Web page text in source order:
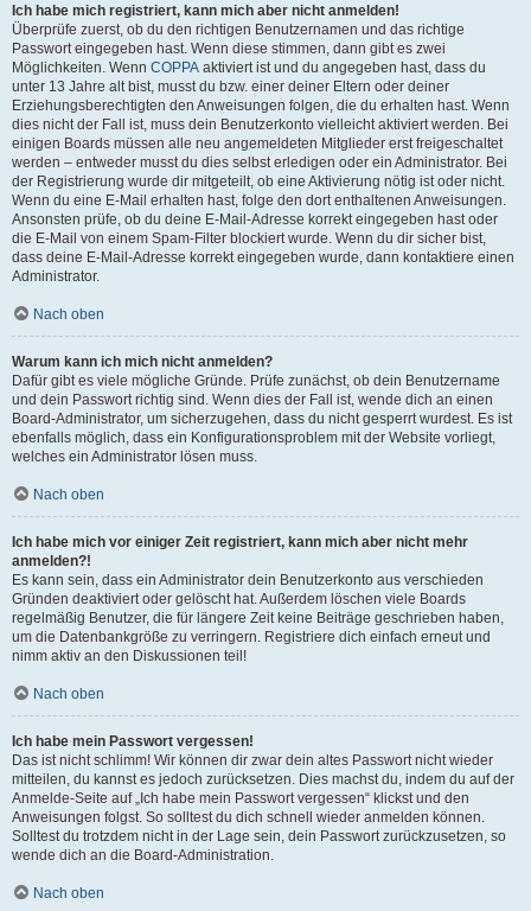
Ich habe mich registriert, kann mich aber nicht anmelden!
Überprüfe zuerst, ob du den richtigen Benutzernamen und das richtige
Passwort eingegeben hast. Wenn diese stimmen, dann gibt es zwei
Möglichkeiten. Wenn COPPA aktiviert ist und du angegeben hast, dass du
unter 13 Jahre alt bist, musst du bzw. einer deiner Eltern oder deiner
Erziehungsberechtigten den Anweisungen folgen, die du erhalten hast. Wenn
dies nicht der Fall ist, muss dein Benutzerkonto vielleicht aktiviert werden. Bei
einigen Boards müssen alle neu angemeldeten Mitglieder erst freigeschaltet
werden – entweder musst du dies selbst erledigen oder ein Administrator. Bei
der Registrierung wurde dir mitgeteilt, ob eine Aktivierung nötig ist oder nicht.
Wenn du eine E-Mail erhalten hast, folge den dort enthaltenen Anweisungen.
Ansonsten prüfe, ob du deine E-Mail-Adresse korrekt eingegeben hast oder
die E-Mail von einem Spam-Filter blockiert wurde. Wenn du dir sicher bist,
dass deine E-Mail-Adresse korrekt eingegeben wurde, dann kontaktiere einen
Administrator.
Nach oben
Warum kann ich mich nicht anmelden?
Dafür gibt es viele mögliche Gründe. Prüfe zunächst, ob dein Benutzername
und dein Passwort richtig sind. Wenn dies der Fall ist, wende dich an einen
Board-Administrator, um sicherzugehen, dass du nicht gesperrt wurdest. Es ist
ebenfalls möglich, dass ein Konfigurationsproblem mit der Website vorliegt,
welches ein Administrator lösen muss.
Nach oben
Ich habe mich vor einiger Zeit registriert, kann mich aber nicht mehr
anmelden?!
Es kann sein, dass ein Administrator dein Benutzerkonto aus verschieden
Gründen deaktiviert oder gelöscht hat. Außerdem löschen viele Boards
regelmäßig Benutzer, die für längere Zeit keine Beiträge geschrieben haben,
um die Datenbankgröße zu verringern. Registriere dich einfach erneut und
nimm aktiv an den Diskussionen teil!
Nach oben
Ich habe mein Passwort vergessen!
Das ist nicht schlimm! Wir können dir zwar dein altes Passwort nicht wieder
mitteilen, du kannst es jedoch zurücksetzen. Dies machst du, indem du auf der
Anmelde-Seite auf „Ich habe mein Passwort vergessen“ klickst und den
Anweisungen folgst. So solltest du dich schnell wieder anmelden können.
Solltest du trotzdem nicht in der Lage sein, dein Passwort zurückzusetzen, so
wende dich an die Board-Administration.
Nach oben